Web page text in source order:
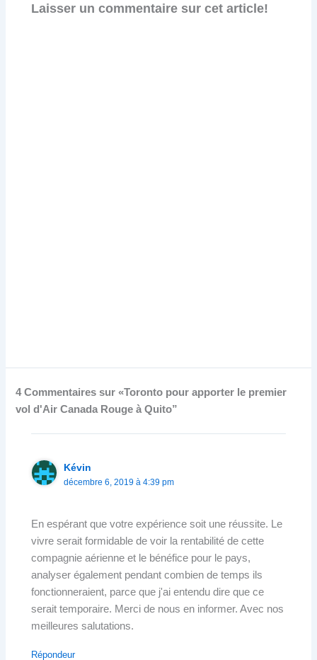
Laisser un commentaire sur cet article!
4 Commentaires sur «Toronto pour apporter le premier
vol d'Air Canada Rouge à Quito”
Kévin
décembre 6, 2019 à 4:39 pm
En espérant que votre expérience soit une réussite. Le
vivre serait formidable de voir la rentabilité de cette
compagnie aérienne et le bénéfice pour le pays,
analyser également pendant combien de temps ils
fonctionneraient, parce que j'ai entendu dire que ce
serait temporaire. Merci de nous en informer. Avec nos
meilleures salutations.
Répondeur